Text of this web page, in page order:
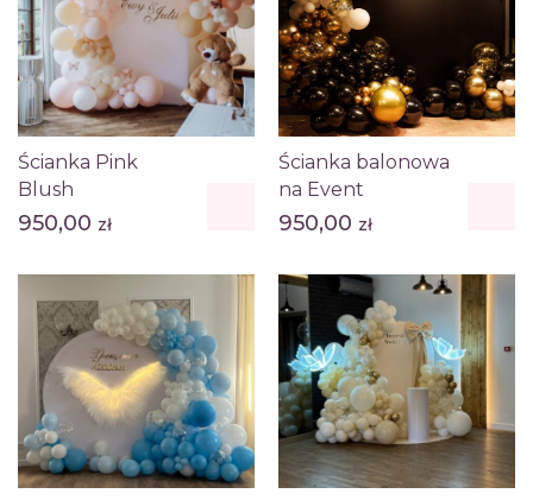
Ścianka Pink
Blush
950,00 zł
Ścianka balonowa
na Event
950,00 zł